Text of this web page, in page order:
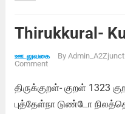
Thirukkural-
ஊடலுவகை By
Comment
திருக்குறள்- குறள் 1323
புத்தேள்நா டுண்டோ